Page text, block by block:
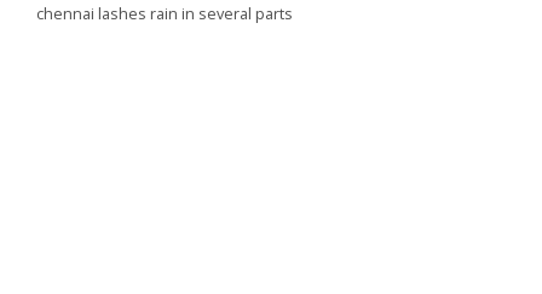
chennai lashes rain in several parts